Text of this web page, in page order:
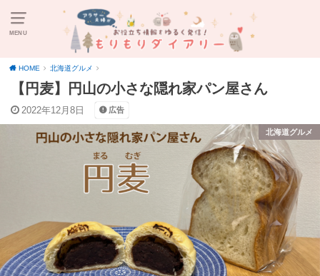
MENU
HOME 北海道グルメ
【円麦】円山の小さな隠れ家パン屋さん
2022年12月8日 広告
北海道グルメ